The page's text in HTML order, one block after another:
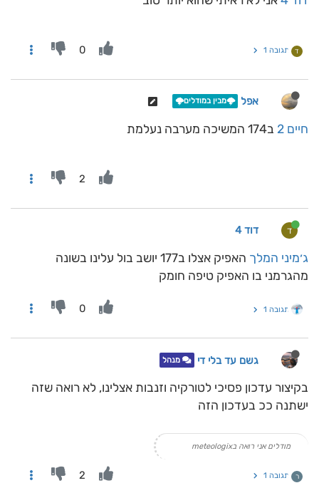
ד תגובה 1 0
אפל 🌩️מבין במודלים🌩️
חיים 2 ב174 המשיכה מערבה נעלמת
2
ד דוד 4
ג׳מיני המלך
האפיק אצלו ב177 יושב בול עלינו בשונה
מהגרמני בו האפיק טיפה חומק
תגובה 1 0
גשם עד בלי די מנהל
בקיצור עדכון פסיכי לטורקיה וזנבות אצלינו, לא רואה שזה
ישתנה ככ בעדכון הזה
מודלים אני רואה בmeteologix
ר תגובה 1 2